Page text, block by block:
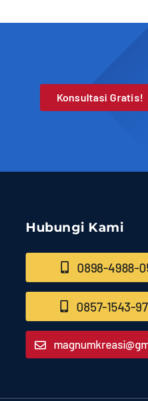
Konsultasi Gratis!
Hubungi Kami
0898-4988-
0857-1543-